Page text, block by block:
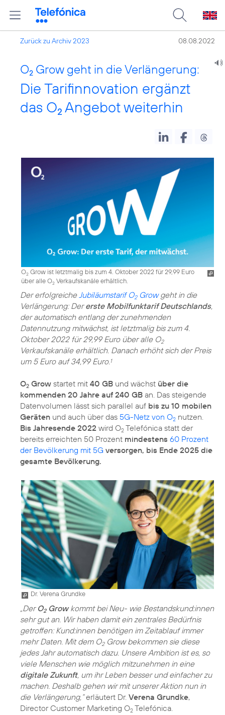
Zurück zu Archiv 2023 08.08.2022
O2 Grow geht in die Verlängerung:
Die Tarifinnovation ergänzt
das O2 Angebot weiterhin
O2 Grow ist letztmalig bis zum 4. Oktober 2022 für 29,99 Euro
über alle O2 Verkaufskanäle erhältlich.
Der erfolgreiche Jubiläumstarif O2Growgeht in die
Verlängerung: Dererste Mobilfunktarif Deutschlands,
der automatisch entlang der zunehmenden
Datennutzung mitwächst, ist letztmalig bis zum 4.
Oktober 2022 für 29,99 Euro über alle O2
Verkaufskanäle erhältlich. Danach erhöht sich der Preis
um 5 Euro auf 34,99 Euro. 1
O2 Grow startet mit 40 GB und wächst über die
kommenden 20 Jahre auf 240 GB an. Das steigende
Datenvolumen lässt sich parallel auf bis zu 10 mobilen
Geräten und auch über das 5G-Netz von O2 nutzen.
Bis Jahresende 2022 wird O2 Telefónica statt der
bereits erreichten 50 Prozent mindestens 60 Prozent
der Bevölkerung mit 5G versorgen, bis Ende 2025 die
gesamte Bevölkerung.
Dr. Verena Grundke
„Der O2Growkommt bei Neu- wie Bestandskund:innen
sehr gut an. Wir haben damit ein zentrales Bedürfnis
getroffen: Kund:innen benötigen im Zeitablauf immer
mehr Daten. Mit dem O2Grow bekommen sie diese
jedes Jahr automatisch dazu. Unsere Ambition ist es, so
viele Menschen wie möglich mitzunehmen in eine
digitale Zukunft, um ihr Leben besser und einfacher zu
machen. Deshalb gehen wir mit unserer Aktion nun in
die Verlängerung,“erläutert Dr. Verena Grundke,
Director Customer Marketing O2 Telefónica.